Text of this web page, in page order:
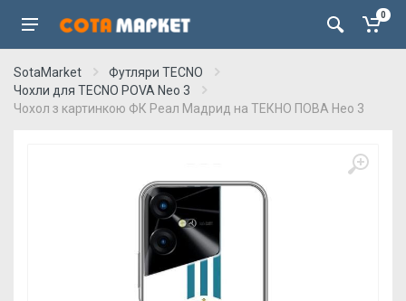
0
SotaMarket
Футляри TECNO
Чохли для TECNO POVA Neo 3
Чохол з картинкою ФК Реал Мадрид на ТЕКНО ПОВА Нео 3